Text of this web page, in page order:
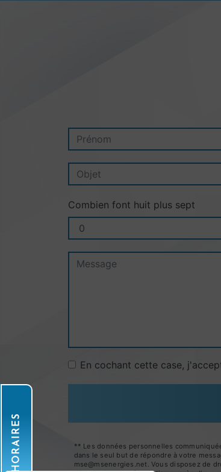
Combien font huit plus sept
En cochant cette case,
** Les données personnelles
dans le seul but de répondre à votre
mse@msenergies.net. Vous disposez de
HORAIRES